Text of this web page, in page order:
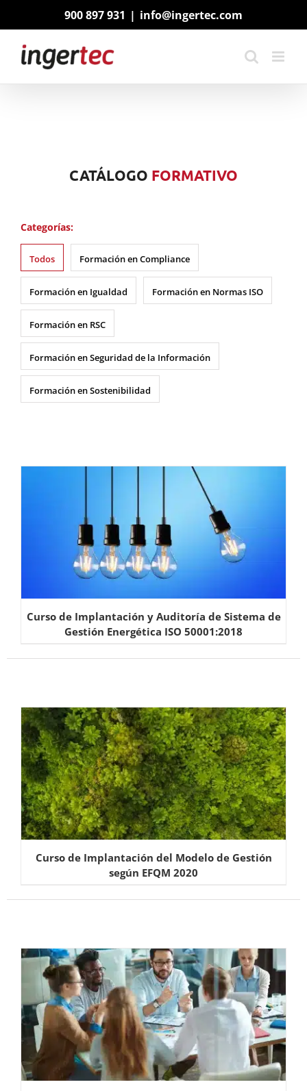
900 897 931 | info@ingertec.com
CATÁLOGO FORMATIVO
Categorías:
Todos Formación en Compliance
Formación en Igualdad Formación en Normas ISO
Formación en RSC
Formación en Seguridad de la Información
Formación en Sostenibilidad
Curso de Implantación y Auditoría de Sistema de
Gestión Energética ISO 50001:2018
Curso de Implantación del Modelo de Gestión
según EFQM 2020